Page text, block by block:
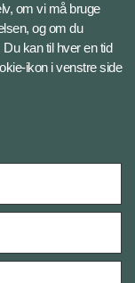
om vi må bruge
og om du
kan til hver en tid
ikon i venstre side